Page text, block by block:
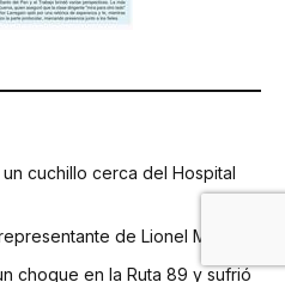
cuchillo cerca del Hospital
de Lionel Messi
choque en la Ruta 89 y sufrió